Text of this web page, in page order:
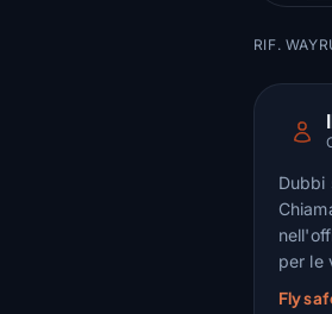
RIF.
Dubbi
per le
Fly